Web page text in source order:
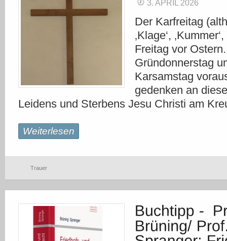
3. APRIL 2026
Der Karfreitag
‚Klage‘,
Freitag vor
Gründonnerstag
Karsamstag
gedenken an
Leidens und Sterbens Jesu Christi am
Weiterlesen
Trauer